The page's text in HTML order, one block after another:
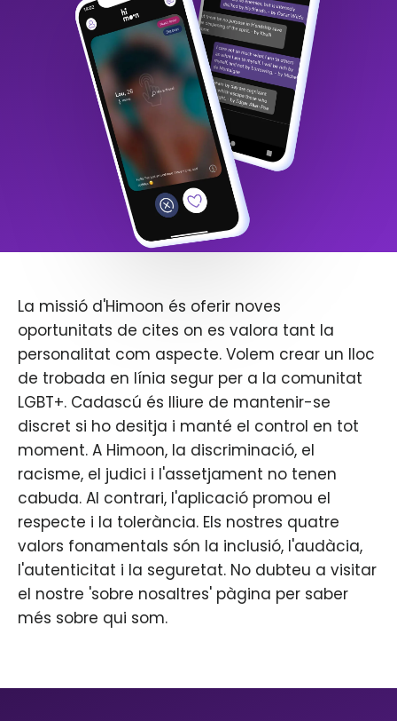
La missió d'Himoon és oferir noves
oportunitats de cites on es valora tant la
personalitat com aspecte. Volem crear un lloc
de trobada en línia segur per a la comunitat
LGBT+. Cadascú és lliure de mantenir-se
discret si ho desitja i manté el control en tot
moment. A Himoon, la discriminació, el
racisme, el judici i l'assetjament no tenen
cabuda. Al contrari, l'aplicació promou el
respecte i la tolerància. Els nostres quatre
valors fonamentals són la inclusió, l'audàcia,
l'autenticitat i la seguretat. No dubteu a visitar
el nostre 'sobre nosaltres' pàgina per saber
més sobre qui som.